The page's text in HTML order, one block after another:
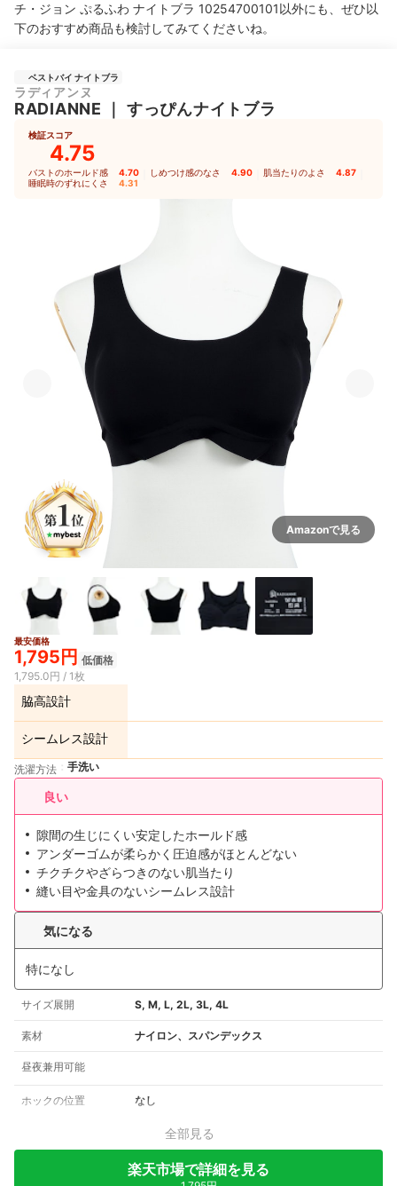
チ・ジョン ぷるふわ ナイトブラ 10254700101以外にも、ぜひ以
下のおすすめ商品も検討してみてくださいね。
ベストバイ ナイトブラ
ラディアンヌ
RADIANNE すっぴんナイトブラ
検証スコア
4.75
バストのホールド感 4.70 しめつけ感のなさ 4.90 肌当たりのよさ 4.87
睡眠時のずれにくさ 4.31
Amazonで見る
最安価格
1,795円 低価格
1,795.0円 / 1枚
脇高設計
シームレス設計
洗濯方法 手洗い
良い
隙間の生じにくい安定したホールド感
アンダーゴムが柔らかく圧迫感がほとんどない
チクチクやざらつきのない肌当たり
縫い目や金具のないシームレス設計
気になる
特になし
サイズ展開 S, M, L, 2L, 3L, 4L
素材 ナイロン、スパンデックス
昼夜兼用可能
ホックの位置 なし
全部見る
楽天市場で詳細を見る